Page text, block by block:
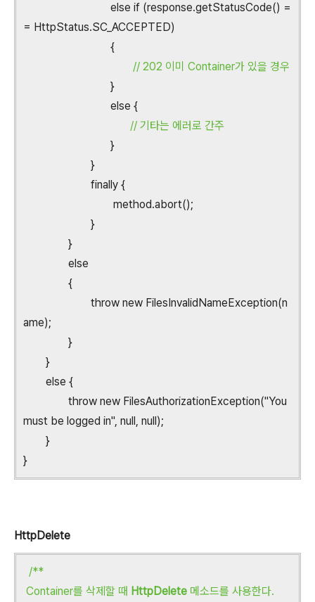
else if (response.getStatusCode() =
= HttpStatus.SC_ACCEPTED)
{
// 202 이미 Container가 있을 경우
}
else {
// 기타는 에러로 간주
}
}
finally {
method.abort();
}
}
else
{
throw new FilesInvalidNameException(n
ame);
}
}
else {
throw new FilesAuthorizationException("You
must be logged in", null, null);
}
}
HttpDelete
/**
Container를 삭제할 때 HttpDelete 메소드를 사용한다.